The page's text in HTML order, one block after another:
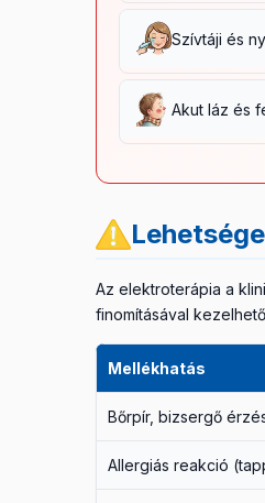
újraindítható.
Sosem helyezz
A kezelést a
azonban
Szívtáji és
Sosem
A nyak elülső
kezelésére az
Akut láz és
stresszreakció
Az elektroterápia a
finomításával
Mellékhatás
Bőrpír, bizsergő
Allergiás reakció